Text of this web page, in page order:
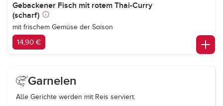
Gebackener Fisch mit rotem Thai-Curry
(scharf)
mit frischem Gemüse der Saison
14,90 €
Garnelen
Alle Gerichte werden mit Reis serviert.